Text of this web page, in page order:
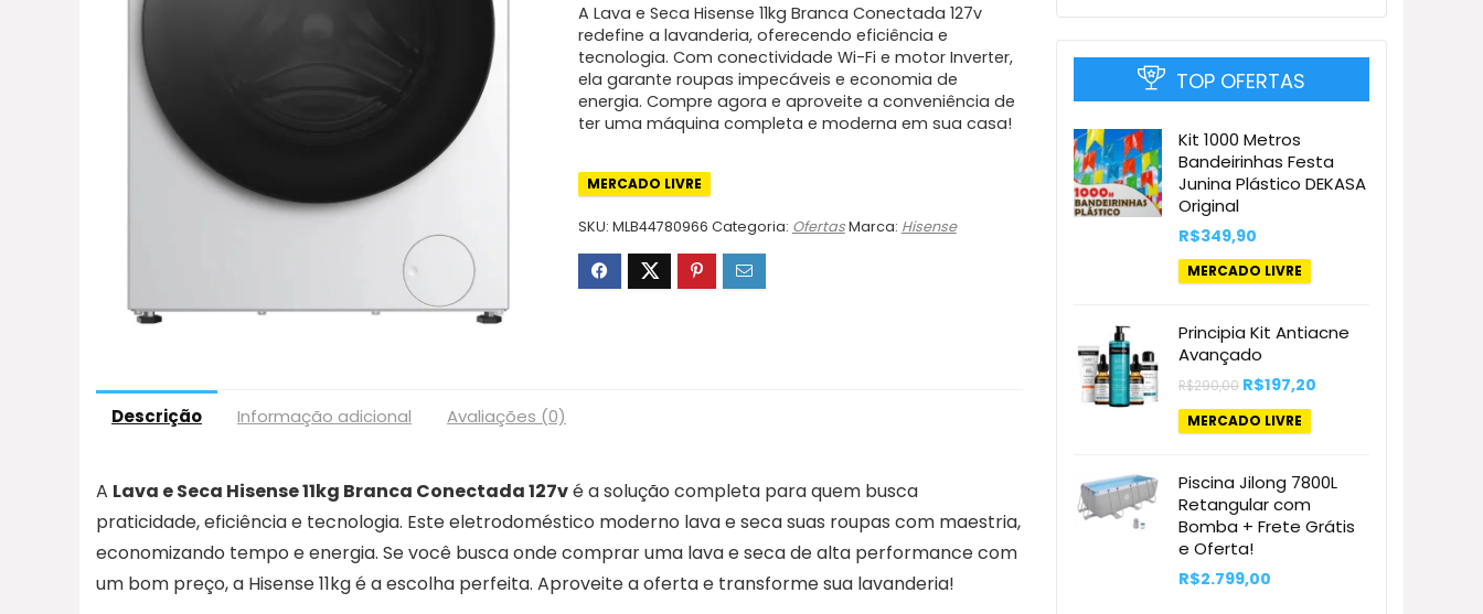
A Lava e Seca Hisense 11kg Branca Conectada 127v
redefine a lavanderia, oferecendo eficiência e
tecnologia. Com conectividade Wi-Fi e motor Inverter,
ela garante roupas impecáveis e economia de
energia. Compre agora e aproveite a conveniência de
ter uma máquina completa e moderna em sua casa!
MERCADO LIVRE
SKU: MLB44780966 Categoria: OfertasMarca: Hisense
Descrição Informação adicional Avaliações (0)
A Lava e Seca Hisense 11kg Branca Conectada 127vé a solução completa para quem busca
praticidade, eficiência e tecnologia. Este eletrodoméstico moderno lava e seca suas roupas com maestria,
economizando tempo e energia. Se você busca onde comprar uma lava e seca de alta performance com
um bom preço, a Hisense 11kg é a escolha perfeita. Aproveite a oferta e transforme sua lavanderia!
TOP OFERTAS
Kit 1000 Metros
Bandeirinhas Festa
Junina Plástico DEKASA
Original
R$349,90
MERCADO LIVRE
Principia Kit Antiacne
Avançado
R$290,00 O
preço
original
era:
R$197,20
MERCADO LIVRE
Piscina Jilong 7800L
Retangular com
Bomba + Frete Grátis
e Oferta!
R$2.799,00